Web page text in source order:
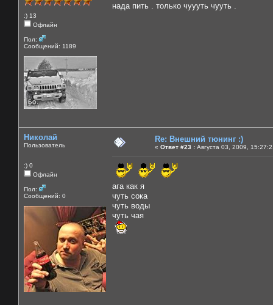
:) 13
Офлайн
Пол:
Сообщений: 1189
нада пить . только чуууть чууть .
Николай
Пользователь
:) 0
Офлайн
Пол:
Сообщений: 0
Re: Внешний тюнинг :)
« Ответ #23 : Августа 03, 2009,
ага как я
чуть сока
чуть воды
чуть чая